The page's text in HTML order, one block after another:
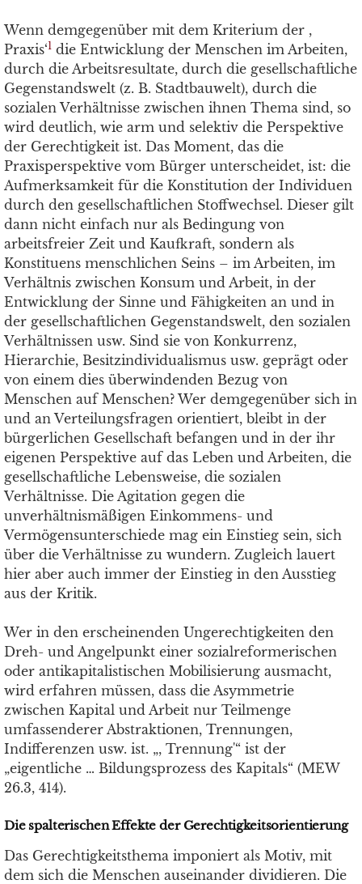
Wenn demgegenüber mit dem Kriterium der ,
Praxis‘1 die Entwicklung der Menschen im Arbeiten,
durch die Arbeitsresultate, durch die gesellschaftliche
Gegenstandswelt (z. B. Stadtbauwelt), durch die
sozialen Verhältnisse zwischen ihnen Thema sind, so
wird deutlich, wie arm und selektiv die Perspektive
der Gerechtigkeit ist. Das Moment, das die
Praxisperspektive vom Bürger unterscheidet, ist: die
Aufmerksamkeit für die Konstitution der Individuen
durch den gesellschaftlichen Stoffwechsel. Dieser gilt
dann nicht einfach nur als Bedingung von
arbeitsfreier Zeit und Kaufkraft, sondern als
Konstituens menschlichen Seins – im Arbeiten, im
Verhältnis zwischen Konsum und Arbeit, in der
Entwicklung der Sinne und Fähigkeiten an und in
der gesellschaftlichen Gegenstandswelt, den sozialen
Verhältnissen usw. Sind sie von Konkurrenz,
Hierarchie, Besitzindividualismus usw. geprägt oder
von einem dies überwindenden Bezug von
Menschen auf Menschen? Wer demgegenüber sich in
und an Verteilungsfragen orientiert, bleibt in der
bürgerlichen Gesellschaft befangen und in der ihr
eigenen Perspektive auf das Leben und Arbeiten, die
gesellschaftliche Lebensweise, die sozialen
Verhältnisse. Die Agitation gegen die
unverhältnismäßigen Einkommens- und
Vermögensunterschiede mag ein Einstieg sein, sich
über die Verhältnisse zu wundern. Zugleich lauert
hier aber auch immer der Einstieg in den Ausstieg
aus der Kritik.
Wer in den erscheinenden Ungerechtigkeiten den
Dreh- und Angelpunkt einer sozialreformerischen
oder antikapitalistischen Mobilisierung ausmacht,
wird erfahren müssen, dass die Asymmetrie
zwischen Kapital und Arbeit nur Teilmenge
umfassenderer Abstraktionen, Trennungen,
Indifferenzen usw. ist. „, Trennung'“ ist der
„eigentliche … Bildungsprozess des Kapitals“ (MEW
26.3, 414).
Die spalterischen Effekte der Gerechtigkeitsorientierung
Das Gerechtigkeitsthema imponiert als Motiv, mit
dem sich die Menschen auseinander dividieren. Die